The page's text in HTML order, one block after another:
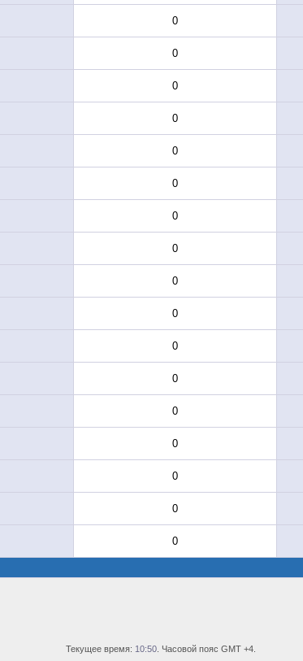
0
0
0
0
0
0
0
0
0
0
0
0
0
0
0
0
0
Текущее время: 10:50 . Часовой пояс GMT +4.